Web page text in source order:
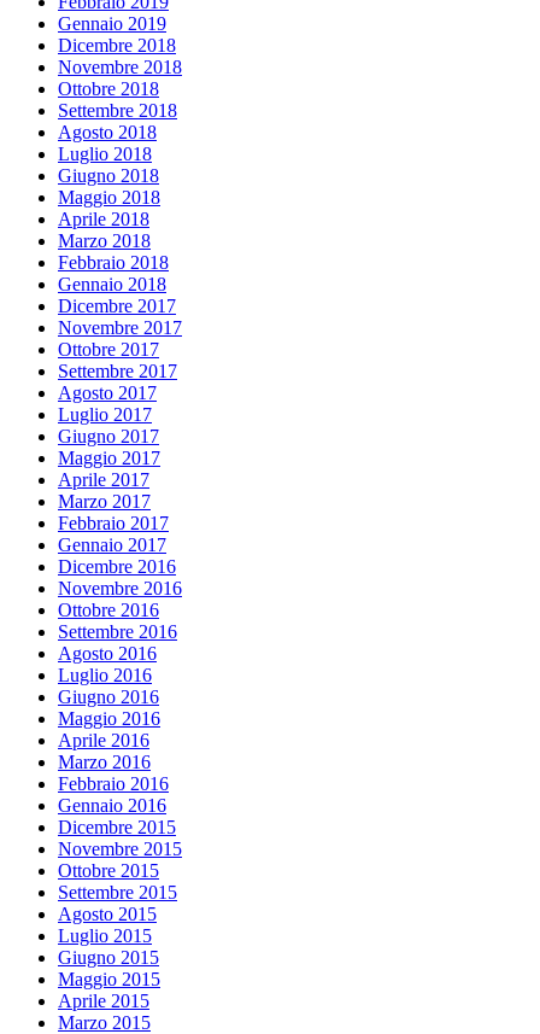
Gennaio 2019
Dicembre 2018
Novembre 2018
Ottobre 2018
Settembre 2018
Agosto 2018
Luglio 2018
Giugno 2018
Maggio 2018
Aprile 2018
Marzo 2018
Febbraio 2018
Gennaio 2018
Dicembre 2017
Novembre 2017
Ottobre 2017
Settembre 2017
Agosto 2017
Luglio 2017
Giugno 2017
Maggio 2017
Aprile 2017
Marzo 2017
Febbraio 2017
Gennaio 2017
Dicembre 2016
Novembre 2016
Ottobre 2016
Settembre 2016
Agosto 2016
Luglio 2016
Giugno 2016
Maggio 2016
Aprile 2016
Marzo 2016
Febbraio 2016
Gennaio 2016
Dicembre 2015
Novembre 2015
Ottobre 2015
Settembre 2015
Agosto 2015
Luglio 2015
Giugno 2015
Maggio 2015
Aprile 2015
Marzo 2015